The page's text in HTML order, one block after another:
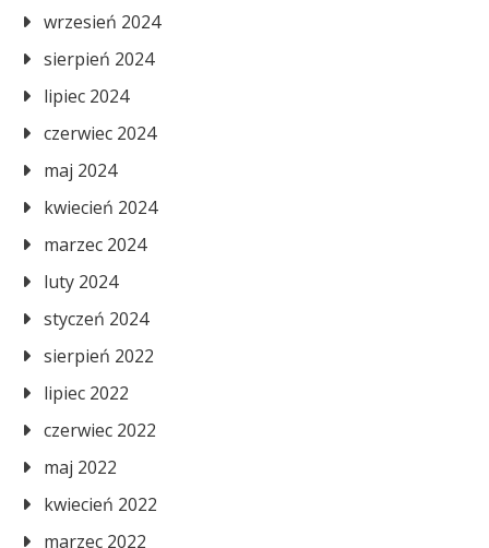
wrzesień 2024
sierpień 2024
lipiec 2024
czerwiec 2024
maj 2024
kwiecień 2024
marzec 2024
luty 2024
styczeń 2024
sierpień 2022
lipiec 2022
czerwiec 2022
maj 2022
kwiecień 2022
marzec 2022